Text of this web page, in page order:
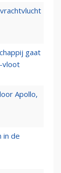
gaat
vloot
Apollo,
in de